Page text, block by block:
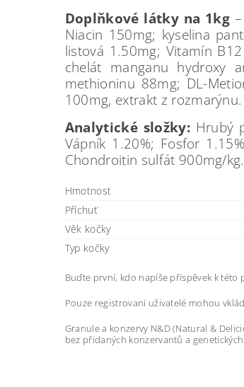
Doplňkové látky na 1kg
Niacin 150mg; kyselina
listová 1.50mg; Vitamín
chelát manganu hydroxy
methioninu 88mg; DL-
100mg, extrakt z
Analytické složky: Hrubý
Vápník 1.20%; Fosfor
Chondroitin sulfát 900mg/kg.
Hmotnost
Příchuť
Věk kočky
Typ kočky
Buďte první, kdo napíše příspěvek k této
Pouze registrovaní uživatelé mohou
Granule a konzervy N&D (Natural &
bez přidaných konzervantů a